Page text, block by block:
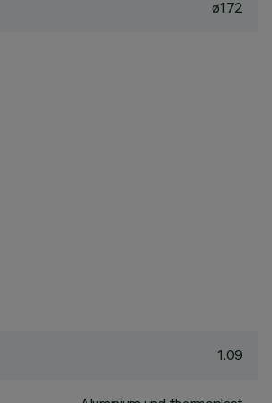
ø172
1.09